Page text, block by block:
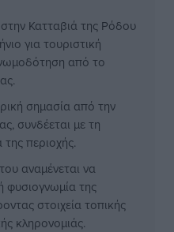
Κατταβιά της Ρόδου
για τουριστική
από το
σημασία από την
συνδέεται με τη
περιοχής.
αναμένεται να
φυσιογνωμία της
στοιχεία τοπικής
κληρονομιάς.